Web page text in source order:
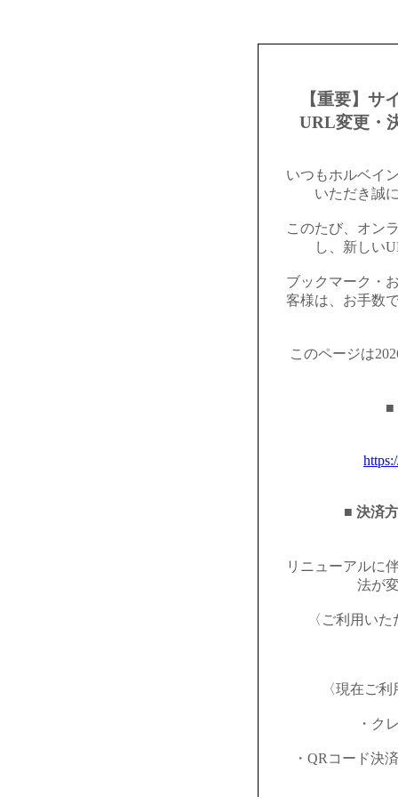
【重要】サ
URL変更・
いつもホルベイ
いただき誠
このたび、オン
し、新しい
ブックマーク・
客様は、お手数
このページは
■
■ 決済
リニューアルに
法が
〈ご利用い
〈現在ご
・ク
・QRコード決